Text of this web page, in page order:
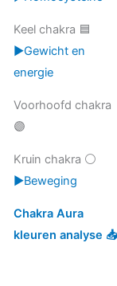
Keel chakra 🟦
▶️Gewicht en
energie
Voorhoofd chakra
🟣
Kruin chakra ⚪
▶️Beweging
Chakra Aura
kleuren analyse